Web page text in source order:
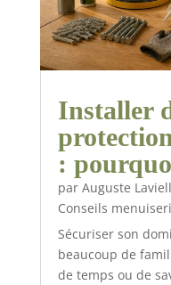
Installer
:
par Auguste
Conseils
Sécuriser son
beaucoup de
de temps ou de